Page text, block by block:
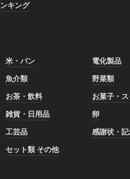
キング
米・パン
電化製品
魚介類
野菜類
お茶・飲料
お菓子・
雑貨・日用品
卵
工芸品
感謝状・
セット類 その他